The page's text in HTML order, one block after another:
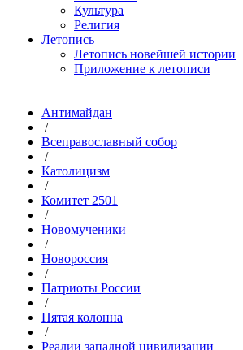
Культура
Религия
Летопись
Летопись новейшей истории
Приложение к летописи
Антимайдан
/
Всеправославный собор
/
Католицизм
/
Комитет 2501
/
Новомученики
/
Новороссия
/
Патриоты России
/
Пятая колонна
/
Реалии западной цивилизации